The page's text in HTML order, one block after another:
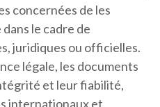
concernées de les
le cadre de
juridiques ou officielles.
légale, les documents
et leur fiabilité,
internationaux et